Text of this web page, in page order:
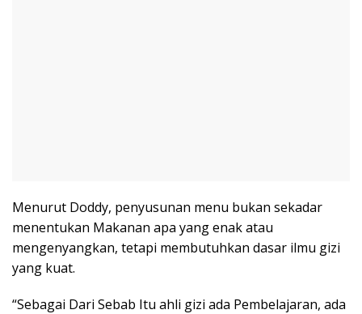
Menurut Doddy, penyusunan menu bukan sekadar
menentukan Makanan apa yang enak atau
mengenyangkan, tetapi membutuhkan dasar ilmu gizi
yang kuat.
“Sebagai Dari Sebab Itu ahli gizi ada Pembelajaran, ada